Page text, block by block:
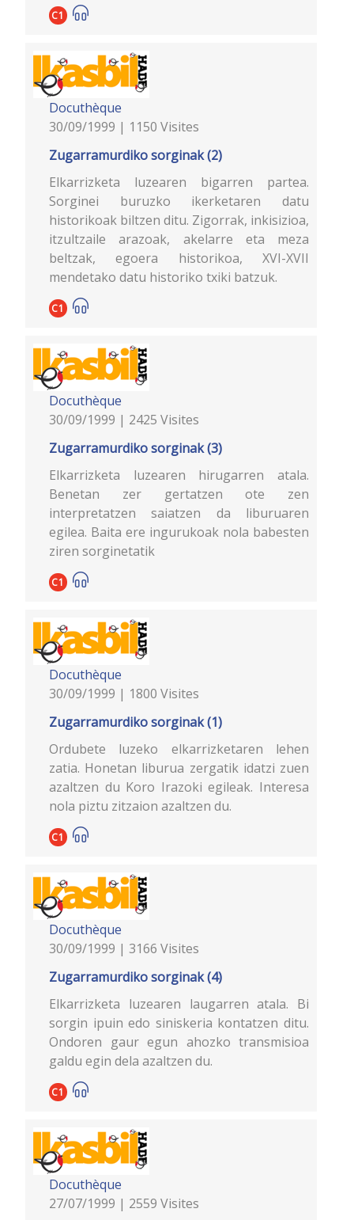
C1
Docuthèque
30/09/1999 | 1150 Visites
Zugarramurdiko sorginak (2)
Elkarrizketa luzearen bigarren partea.
Sorginei buruzko ikerketaren datu
historikoak biltzen ditu. Zigorrak, inkisizioa,
itzultzaile arazoak, akelarre eta meza
beltzak, egoera historikoa, XVI-XVII
mendetako datu historiko txiki batzuk.
C1
Docuthèque
30/09/1999 | 2425 Visites
Zugarramurdiko sorginak (3)
Elkarrizketa luzearen hirugarren atala.
Benetan zer gertatzen ote zen
interpretatzen saiatzen da liburuaren
egilea. Baita ere ingurukoak nola babesten
ziren sorginetatik
C1
Docuthèque
30/09/1999 | 1800 Visites
Zugarramurdiko sorginak (1)
Ordubete luzeko elkarrizketaren lehen
zatia. Honetan liburua zergatik idatzi zuen
azaltzen du Koro Irazoki egileak. Interesa
nola piztu zitzaion azaltzen du.
C1
Docuthèque
30/09/1999 | 3166 Visites
Zugarramurdiko sorginak (4)
Elkarrizketa luzearen laugarren atala. Bi
sorgin ipuin edo siniskeria kontatzen ditu.
Ondoren gaur egun ahozko transmisioa
galdu egin dela azaltzen du.
C1
Docuthèque
27/07/1999 | 2559 Visites